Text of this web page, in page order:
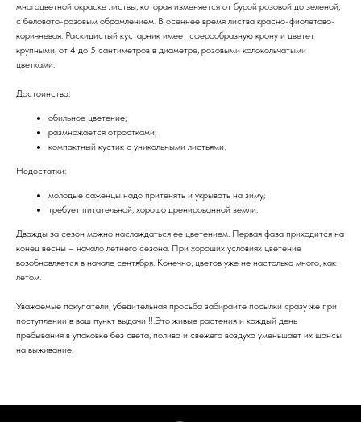
многоцветной окраске листвы, которая изменяется от бурой розовой до зеленой,
с беловато-розовым обрамлением. В осеннее время листва красно-фиолетово-
коричневая. Раскидистый кустарник имеет сферообразную крону и цветет
крупными, от 4 до 5 сантиметров в диаметре, розовыми колокольчатыми
цветками.
Достоинства:
обильное цветение;
размножается отростками;
компактный кустик с уникальными листьями.
Недостатки:
молодые саженцы надо притенять и укрывать на зиму;
требует питательной, хорошо дренированной земли.
Дважды за сезон можно наслаждаться ее цветением. Первая фаза приходится на
конец весны – начало летнего сезона. При хороших условиях цветение
возобновляется в начале сентября. Конечно, цветов уже не настолько много, как
летом.
Уважаемые покупатели, убедительная просьба забирайте посылки сразу же при
поступлении в ваш пункт выдачи!!!.Это живые растения и каждый день
пребывания в упаковке без света, полива и свежего воздуха уменьшает их шансы
на выживание.